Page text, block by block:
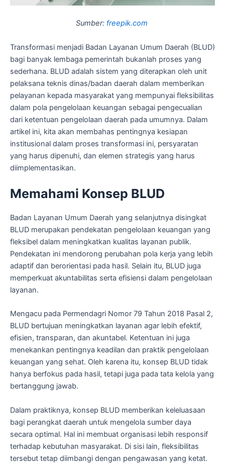
Sumber: freepik.com
Transformasi menjadi Badan Layanan Umum Daerah (BLUD)
bagi banyak lembaga pemerintah bukanlah proses yang
sederhana. BLUD adalah sistem yang diterapkan oleh unit
pelaksana teknis dinas/badan daerah dalam memberikan
pelayanan kepada masyarakat yang mempunyai fleksibilitas
dalam pola pengelolaan keuangan sebagai pengecualian
dari ketentuan pengelolaan daerah pada umumnya. Dalam
artikel ini, kita akan membahas pentingnya kesiapan
institusional dalam proses transformasi ini, persyaratan
yang harus dipenuhi, dan elemen strategis yang harus
diimplementasikan.
Memahami Konsep BLUD
Badan Layanan Umum Daerah yang selanjutnya disingkat
BLUD merupakan pendekatan pengelolaan keuangan yang
fleksibel dalam meningkatkan kualitas layanan publik.
Pendekatan ini mendorong perubahan pola kerja yang lebih
adaptif dan berorientasi pada hasil. Selain itu, BLUD juga
memperkuat akuntabilitas serta efisiensi dalam pengelolaan
layanan.
Mengacu pada Permendagri Nomor 79 Tahun 2018 Pasal 2,
BLUD bertujuan meningkatkan layanan agar lebih efektif,
efisien, transparan, dan akuntabel. Ketentuan ini juga
menekankan pentingnya keadilan dan praktik pengelolaan
keuangan yang sehat. Oleh karena itu, konsep BLUD tidak
hanya berfokus pada hasil, tetapi juga pada tata kelola yang
bertanggung jawab.
Dalam praktiknya, konsep BLUD memberikan keleluasaan
bagi perangkat daerah untuk mengelola sumber daya
secara optimal. Hal ini membuat organisasi lebih responsif
terhadap kebutuhan masyarakat. Di sisi lain, fleksibilitas
tersebut tetap diimbangi dengan pengawasan yang ketat.